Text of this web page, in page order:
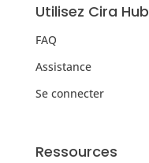
Utilisez Cira Hub
FAQ
Assistance
Se connecter
Ressources